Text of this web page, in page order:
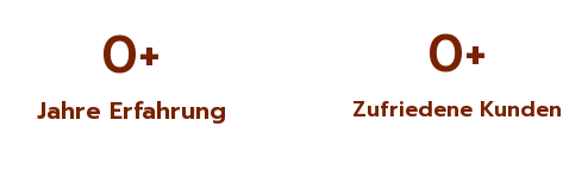
0+
Jahre Erfahrung
0+
Zufriedene Kunden